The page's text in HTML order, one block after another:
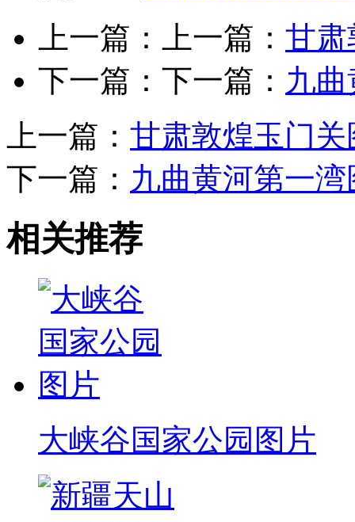
上一篇：上一篇： 甘肃
下一篇：下一篇： 九
上一篇： 甘肃敦煌玉门关
下一篇： 九曲黄河第一湾
相关推荐
大峡谷国家公园图片